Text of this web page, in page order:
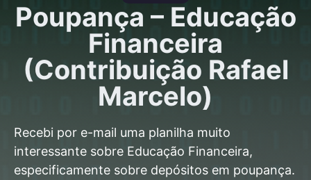
Poupança – Educação
Financeira
(Contribuição Rafael
Marcelo)
Recebi por e-mail uma planilha muito
interessante sobre Educação Financeira,
especificamente sobre depósitos em poupança.